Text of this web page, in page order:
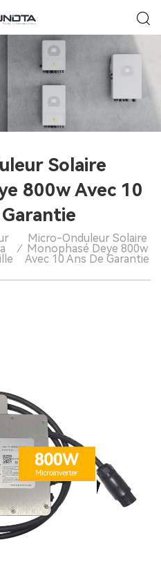
Solaire
800w Avec 10
/
Micro-Onduleur Solaire
Monophasé Deye 800w
Avec 10 Ans De Garantie